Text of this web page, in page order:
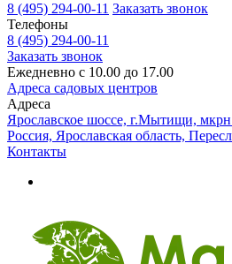
8 (495) 294-00-11 Заказать звонок
Телефоны
8 (495) 294-00-11
Заказать звонок
Ежедневно с 10.00 до 17.00
Адреса садовых центров
Адреса
Ярославское шоссе, г.Мытищи,
Россия, Ярославская область,
Контакты